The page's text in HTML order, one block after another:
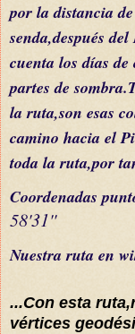
por ladistancia
senda,después
cuenta losdías de
partes de
la ruta,son esas
camino hacia el
toda la ruta,por
Coordenadas
58'31''
Nuestra ruta en
...Con esta ruta,
vértices